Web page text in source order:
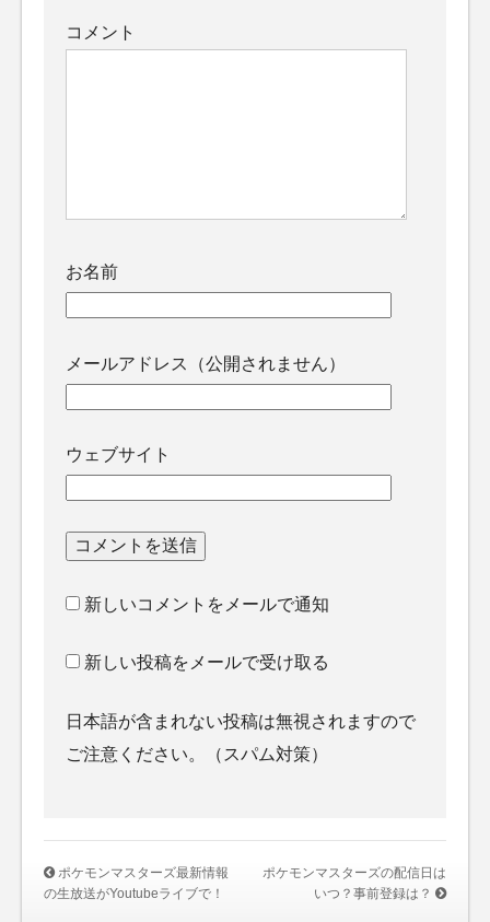
コメント
お名前
メールアドレス（公開されません）
ウェブサイト
新しいコメントをメールで通知
新しい投稿をメールで受け取る
日本語が含まれない投稿は無視されますので
ご注意ください。（スパム対策）
ポケモンマスターズ最新情報
の生放送がYoutubeライブで！
ポケモンマスターズの配信日は
いつ？事前登録は？